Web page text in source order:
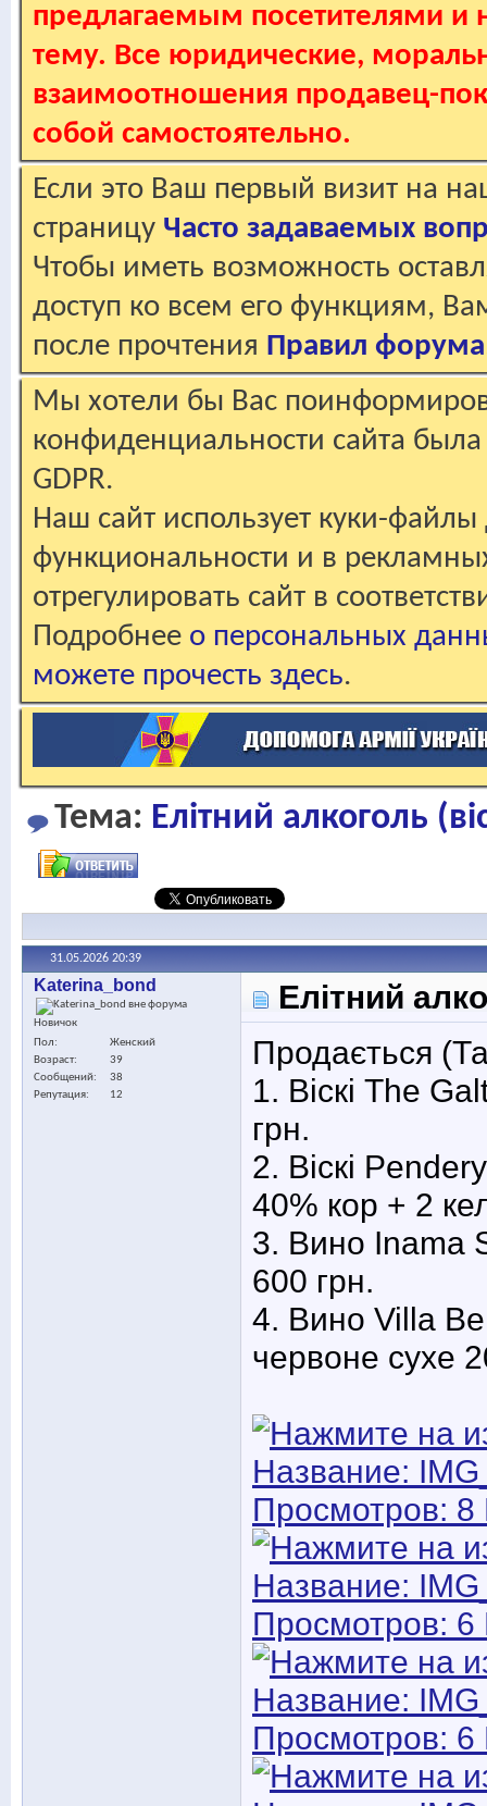
предлагаемым посетителями и
тему. Все юридические,
взаимоотношения продавец-
собой самостоятельно.
Если это Ваш первый визит на
страницу Часто задаваемых
Чтобы иметь возможность
доступ ко всем его функциям,
после прочтения Правил форума
Мы хотели бы Вас
конфиденциальности сайта
GDPR.
Наш сайт использует куки-файлы
функциональности и в
отрегулировать сайт в
Подробнее о персональных
можете прочесть здесь.
Тема: Елітний алкоголь
31.05.2026 20:39
Katerina_bond
Новичок
Пол
Женский
Возраст
39
Сообщений
38
Репутация
12
Елітний
Продається
1. Віскі The
грн.
2. Віскі
40% кор + 2
3. Вино Inama
600 грн.
4. Вино Villa
червоне сухе